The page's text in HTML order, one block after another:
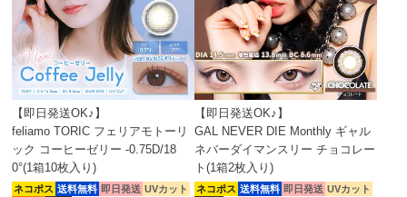
【即日発送OK♪】
feliamo TORIC フェリアモトーリ
ック コーヒーゼリー -0.75D/18
0°(1箱10枚入り)
ネコポス 送料無料 即日発送 UVカット
【即日発送OK♪】
GAL NEVER DIE Monthly ギャル
ネバーダイマンスリー チョコレー
ト(1箱2枚入り)
ネコポス 送料無料 即日発送 UVカット